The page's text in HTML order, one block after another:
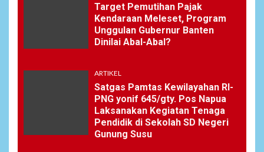
Target Pemutihan Pajak
Kendaraan Meleset, Program
Unggulan Gubernur Banten
Dinilai Abal-Abal?
ARTIKEL
Satgas Pamtas Kewilayahan RI-
PNG yonif 645/gty. Pos Napua
Laksanakan Kegiatan Tenaga
Pendidik di Sekolah SD Negeri
Gunung Susu